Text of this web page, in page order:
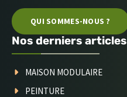
QUI SOMMES-NOUS ?
Nos derniers articles
MAISON MODULAIRE
PEINTURE